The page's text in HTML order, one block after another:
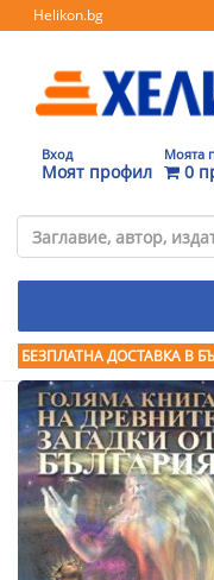
Helikon.bg
Вход
Моят профил
Моята
0
БЕЗПЛАТНА ДОСТАВКА В